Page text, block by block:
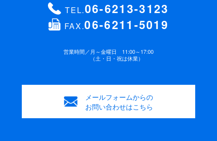
TEL.06-6213-3123
FAX.06-6211-5019
営業時間／月～金曜日 11:00～17:00
（土・日・祝は休業）
メールフォームからの
お問い合わせはこちら